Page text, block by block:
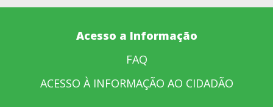
Acesso a Informação
FAQ
ACESSO À INFORMAÇÃO AO CIDADÃO